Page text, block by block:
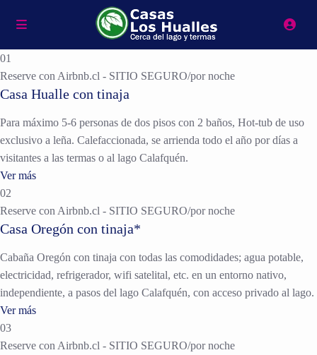
01
Reserve con Airbnb.cl - SITIO SEGURO/por noche
Casa Hualle con tinaja
Para máximo 5-6 personas de dos pisos con 2 baños, Hot-tub de uso
exclusivo a leña. Calefaccionada, se arrienda todo el año por días a
visitantes a las termas o al lago Calafquén.
Ver más
02
Reserve con Airbnb.cl - SITIO SEGURO/por noche
Casa Oregón con tinaja*
Cabaña Oregón con tinaja con todas las comodidades; agua potable,
electricidad, refrigerador, wifi satelital, etc. en un entorno nativo,
independiente, a pasos del lago Calafquén, con acceso privado al lago.
Ver más
03
Reserve con Airbnb.cl - SITIO SEGURO/por noche